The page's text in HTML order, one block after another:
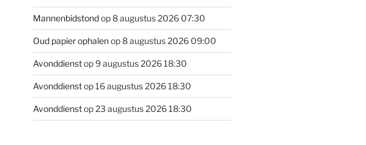
Mannenbidstondop 8 augustus 2026 07:30
Oud papier ophalenop 8 augustus 2026 09:00
Avonddienstop 9 augustus 2026 18:30
Avonddienstop 16 augustus 2026 18:30
Avonddienstop 23 augustus 2026 18:30